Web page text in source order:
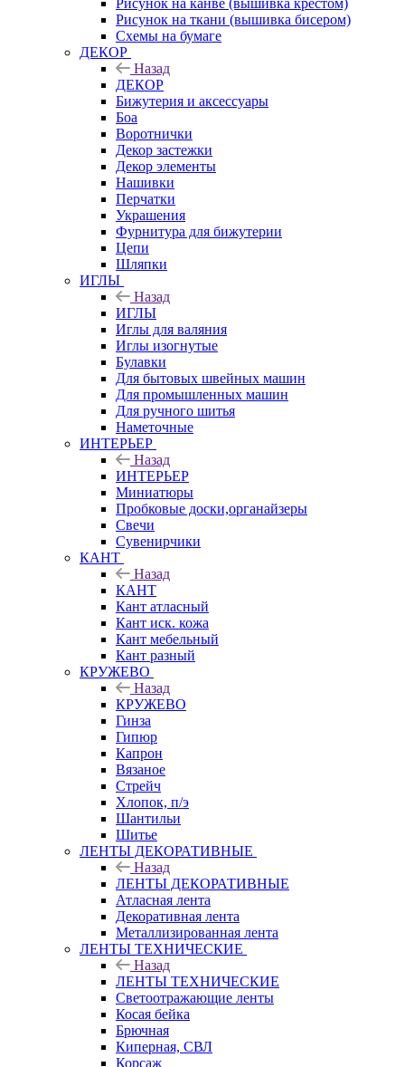
Рисунок на канве (вышивка крестом)
Рисунок на ткани (вышивка бисером)
Схемы на бумаге
ДЕКОР
Назад
ДЕКОР
Бижутерия и аксессуары
Боа
Воротнички
Декор застежки
Декор элементы
Нашивки
Перчатки
Украшения
Фурнитура для бижутерии
Цепи
Шляпки
ИГЛЫ
Назад
ИГЛЫ
Иглы для валяния
Иглы изогнутые
Булавки
Для бытовых швейных машин
Для промышленных машин
Для ручного шитья
Наметочные
ИНТЕРЬЕР
Назад
ИНТЕРЬЕР
Миниатюры
Пробковые доски,органайзеры
Свечи
Сувенирчики
КАНТ
Назад
КАНТ
Кант атласный
Кант иск. кожа
Кант мебельный
Кант разный
КРУЖЕВО
Назад
КРУЖЕВО
Гинза
Гипюр
Капрон
Вязаное
Стрейч
Хлопок, п/э
Шантильи
Шитье
ЛЕНТЫ ДЕКОРАТИВНЫЕ
Назад
ЛЕНТЫ ДЕКОРАТИВНЫЕ
Атласная лента
Декоративная лента
Металлизированная лента
ЛЕНТЫ ТЕХНИЧЕСКИЕ
Назад
ЛЕНТЫ ТЕХНИЧЕСКИЕ
Светоотражающие ленты
Косая бейка
Брючная
Киперная, СВЛ
Корсаж